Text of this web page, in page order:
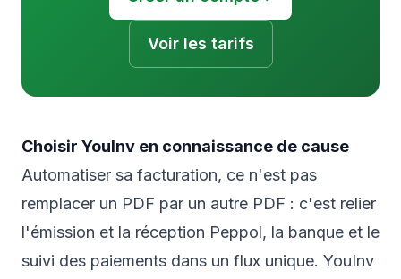
Voir les tarifs
Choisir YouInv en connaissance de cause
Automatiser sa facturation, ce n'est pas
remplacer un PDF par un autre PDF : c'est relier
l'émission et la réception Peppol, la banque et le
suivi des paiements dans un flux unique. YouInv